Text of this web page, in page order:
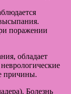
поражении
обладает
причины.
Болезнь